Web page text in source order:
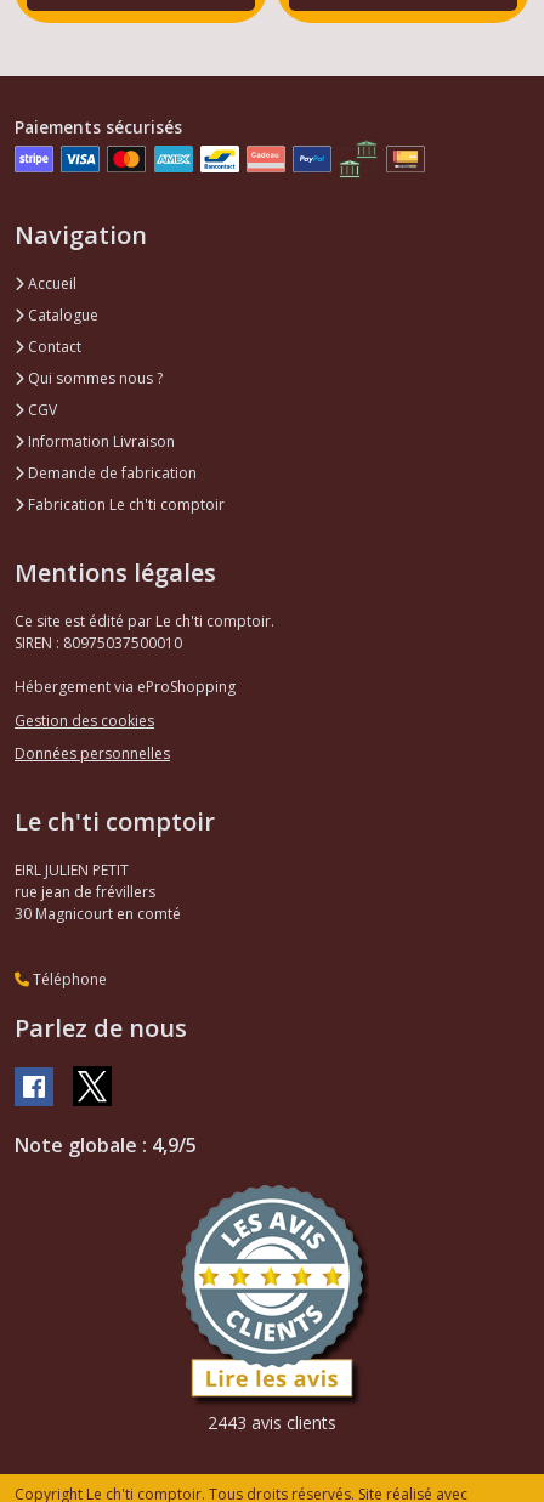
Paiements sécurisés
Navigation
Accueil
Catalogue
Contact
Qui sommes nous ?
CGV
Information Livraison
Demande de fabrication
Fabrication Le ch'ti comptoir
Mentions légales
Ce site est édité par Le ch'ti comptoir.
SIREN : 80975037500010
Hébergement via eProShopping
Gestion des cookies
Données personnelles
Le ch'ti comptoir
EIRL JULIEN PETIT
rue jean de frévillers
30 Magnicourt en comté
Téléphone
Parlez de nous
Note globale : 4,9/5
2443 avis clients
Copyright Le ch'ti comptoir. Tous droits réservés. Site réalisé avec